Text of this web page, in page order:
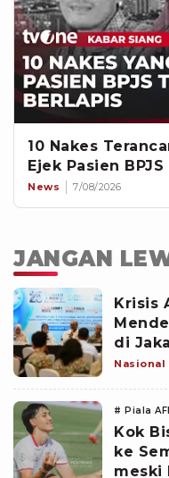
10 Nakes
Ejek Pasien BPJS
News 7/08/2026
JANGAN
Krisis
di
Nasional
# Piala
Kok
ke
meski